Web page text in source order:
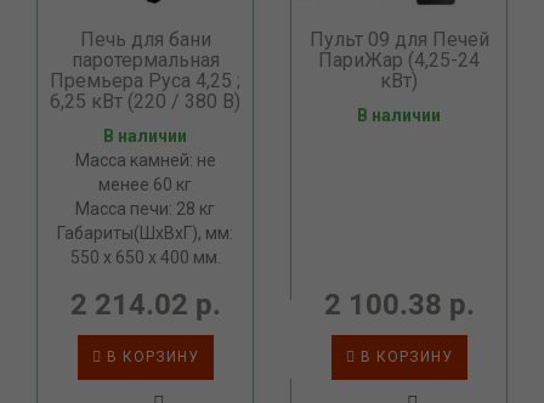
Печь для бани
паротермальная
Премьера Руса 4,25 ;
6,25 кВт (220 / 380 В)
В наличии
Масса камней: не
менее 60 кг
Масса печи: 28 кг
Габариты(ШхВхГ), мм:
550 х 650 х 400 мм.
2 214.02 р.
В КОРЗИНУ
Пульт 09 для Печей
ПариЖар (4,25-24
кВт)
В наличии
2 100.38 р.
В КОРЗИНУ